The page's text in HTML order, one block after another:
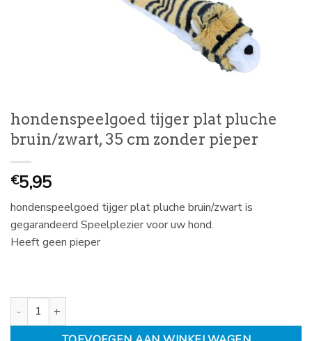
hondenspeelgoed tijger plat pluche
bruin/zwart, 35 cm zonder pieper
€5,95
hondenspeelgoed tijger plat pluche bruin/zwart is
gegarandeerd Speelplezier voor uw hond.
Heeft geen pieper
hondenspeelgoed tijger plat pluche bruin/zwart, 35 cm zonder